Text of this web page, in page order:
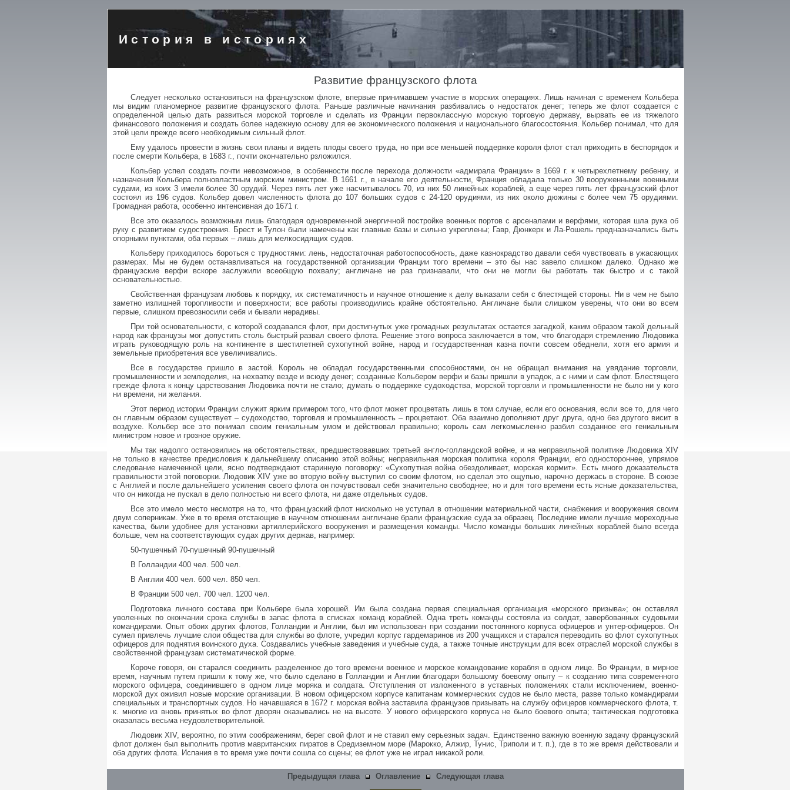
История в историях
Развитие французского флота
Следует несколько остановиться на французском флоте, впервые принимавшем участие в морских операциях. Лишь начиная с временем Кольбера
мы видим планомерное развитие французского флота. Раньше различные начинания разбивались о недостаток денег; теперь же флот создается с
определенной целью дать развиться морской торговле и сделать из Франции первоклассную морскую торговую державу, вырвать ее из тяжелого
финансового положения и создать более надежную основу для ее экономического положения и национального благосостояния. Кольбер понимал, что для
этой цели прежде всего необходимым сильный флот.
Ему удалось провести в жизнь свои планы и видеть плоды своего труда, но при все меньшей поддержке короля флот стал приходить в беспорядок и
после смерти Кольбера, в 1683 г., почти окончательно рзложился.
Кольбер успел создать почти невозможное, в особенности после перехода должности «адмирала Франции» в 1669 г. к четырехлетнему ребенку, и
назначения Кольбера полновластным морским министром. В 1661 г., в начале его деятельности, Франция обладала только 30 вооруженными военными
судами, из коих 3 имели более 30 орудий. Через пять лет уже насчитывалось 70, из них 50 линейных кораблей, а еще через пять лет французский флот
состоял из 196 судов. Кольбер довел численность флота до 107 больших судов с 24-120 орудиями, из них около дюжины с более чем 75 орудиями.
Громадная работа, особенно интенсивная до 1671 г.
Все это оказалось возможным лишь благодаря одновременной энергичной постройке военных портов с арсеналами и верфями, которая шла рука об
руку с развитием судостроения. Брест и Тулон были намечены как главные базы и сильно укреплены; Гавр, Дюнкерк и Ла-Рошель предназначались быть
опорными пунктами, оба первых – лишь для мелкосидящих судов.
Кольберу приходилось бороться с трудностями: лень, недостаточная работоспособность, даже казнокрадство давали себя чувствовать в ужасающих
размерах. Мы не будем останавливаться на государственной организации Франции того времени – это бы нас завело слишком далеко. Однако же
французские верфи вскоре заслужили всеобщую похвалу; англичане не раз признавали, что они не могли бы работать так быстро и с такой
основательностью.
Свойственная французам любовь к порядку, их систематичность и научное отношение к делу выказали себя с блестящей стороны. Ни в чем не было
заметно излишней торопливости и поверхности; все работы производились крайне обстоятельно. Англичане были слишком уверены, что они во всем
первые, слишком превозносили себя и бывали нерадивы.
При той основательности, с которой создавался флот, при достигнутых уже громадных результатах остается загадкой, каким образом такой дельный
народ как французы мог допустить столь быстрый развал своего флота. Решение этого вопроса заключается в том, что благодаря стремлению Людовика
играть руководящую роль на континенте в шестилетней сухопутной войне, народ и государственная казна почти совсем обеднели, хотя его армия и
земельные приобретения все увеличивались.
Все в государстве пришло в застой. Король не обладал государственными способностями, он не обращал внимания на увядание торговли,
промышленности и земледелия, на нехватку везде и всюду денег; созданные Кольбером верфи и базы пришли в упадок, а с ними и сам флот. Блестящего
прежде флота к концу царствования Людовика почти не стало; думать о поддержке судоходства, морской торговли и промышленности не было ни у кого
ни времени, ни желания.
Этот период истории Франции служит ярким примером того, что флот может процветать лишь в том случае, если его основания, если все то, для чего
он главным образом существует – судоходство, торговля и промышленность – процветают. Оба взаимно дополняют друг друга, одно без другого висит в
воздухе. Кольбер все это понимал своим гениальным умом и действовал правильно; король сам легкомысленно разбил созданное его гениальным
министром новое и грозное оружие.
Мы так надолго остановились на обстоятельствах, предшествовавших третьей англо-голландской войне, и на неправильной политике Людовика XIV
не только в качестве предисловия к дальнейшему описанию этой войны; неправильная морская политика короля Франции, его одностороннее, упрямое
следование намеченной цели, ясно подтверждают старинную поговорку: «Сухопутная война обездоливает, морская кормит». Есть много доказательств
правильности этой поговорки. Людовик XIV уже во вторую войну выступил со своим флотом, но сделал это ощупью, нарочно держась в стороне. В союзе
с Англией и после дальнейшего усиления своего флота он почувствовал себя значительно свободнее; но и для того времени есть ясные доказательства,
что он никогда не пускал в дело полностью ни всего флота, ни даже отдельных судов.
Все это имело место несмотря на то, что французский флот нисколько не уступал в отношении материальной части, снабжения и вооружения своим
двум соперникам. Уже в то время отстающие в научном отношении англичане брали французские суда за образец. Последние имели лучшие мореходные
качества, были удобнее для установки артиллерийского вооружения и размещения команды. Число команды больших линейных кораблей было всегда
больше, чем на соответствующих судах других держав, например:
50-пушечный 70-пушечный 90-пушечный
В Голландии 400 чел. 500 чел.
В Англии 400 чел. 600 чел. 850 чел.
В Франции 500 чел. 700 чел. 1200 чел.
Подготовка личного состава при Кольбере была хорошей. Им была создана первая специальная организация «морского призыва»; он оставлял
уволенных по окончании срока службы в запас флота в списках команд кораблей. Одна треть команды состояла из солдат, завербованных судовыми
командирами. Опыт обоих других флотов, Голландии и Англии, был им использован при создании постоянного корпуса офицеров и унтер-офицеров. Он
сумел привлечь лучшие слои общества для службы во флоте, учредил корпус гардемаринов из 200 учащихся и старался переводить во флот сухопутных
офицеров для поднятия воинского духа. Создавались учебные заведения и учебные суда, а также точные инструкции для всех отраслей морской службы в
свойственной французам систематической форме.
Короче говоря, он старался соединить разделенное до того времени военное и морское командование корабля в одном лице. Во Франции, в мирное
время, научным путем пришли к тому же, что было сделано в Голландии и Англии благодаря большому боевому опыту – к созданию типа современного
морского офицера, соединившего в одном лице моряка и солдата. Отступления от изложенного в уставных положениях стали исключением, военно-
морской дух оживил новые морские организации. В новом офицерском корпусе капитанам коммерческих судов не было места, разве только командирами
специальных и транспортных судов. Но начавшаяся в 1672 г. морская война заставила французов призывать на службу офицеров коммерческого флота, т.
к. многие из вновь принятых во флот дворян оказывались не на высоте. У нового офицерского корпуса не было боевого опыта; тактическая подготовка
оказалась весьма неудовлетворительной.
Людовик XIV, вероятно, по этим соображениям, берег свой флот и не ставил ему серьезных задач. Единственно важную военную задачу французский
флот должен был выполнить против мавританских пиратов в Средиземном море (Марокко, Алжир, Тунис, Триполи и т. п.), где в то же время действовали и
оба других флота. Испания в то время уже почти сошла со сцены; ее флот уже не играл никакой роли.
Предыдущая глава Оглавление Следующая глава